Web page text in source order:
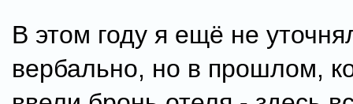
В этом году я ещё не
вербально, но в прошлом,